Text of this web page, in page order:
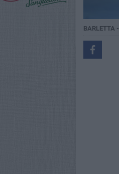
BARLETTA -